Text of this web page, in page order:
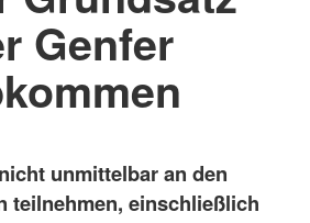
Genfer
unmittelbar an den
teilnehmen, einschließlich